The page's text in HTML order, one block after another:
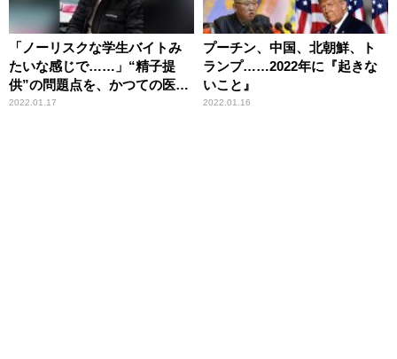
「ノーリスクな学生バイトみ
たいな感じで……」“精子提
供”の問題点を、かつての医学
部男子学生の事例をもとに辛
2022.01.17
プーチン、中国、北朝鮮、ト
ランプ……2022年に『起きな
いこと』
2022.01.16